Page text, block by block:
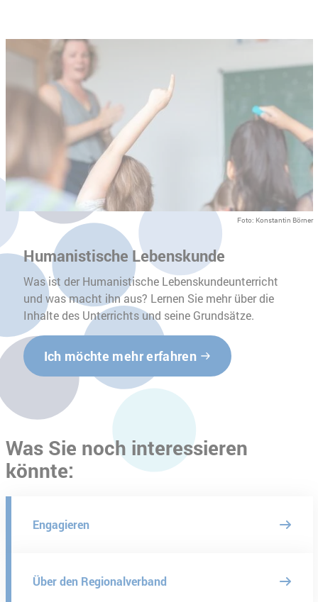
Foto: Konstantin Börner
Humanistische Lebenskunde
Was ist der Humanistische Lebenskundeunterricht
und was macht ihn aus? Lernen Sie mehr über die
Inhalte des Unterrichts und seine Grundsätze.
Ich möchte mehr erfahren
Was Sie noch interessieren
könnte:
Engagieren
Über den Regionalverband